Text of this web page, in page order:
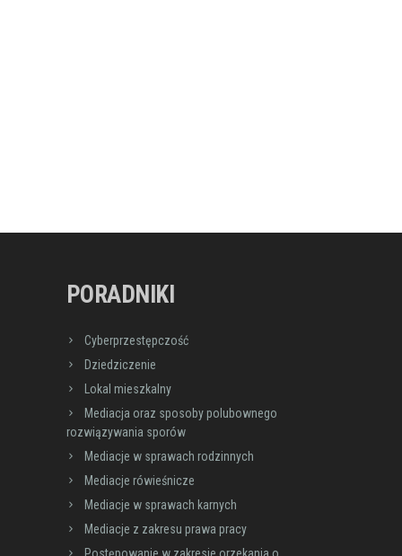
PORADNIKI
Cyberprzestępczość
Dziedziczenie
Lokal mieszkalny
Mediacja oraz sposoby polubownego
rozwiązywania sporów
Mediacje w sprawach rodzinnych
Mediacje rówieśnicze
Mediacje w sprawach karnych
Mediacje z zakresu prawa pracy